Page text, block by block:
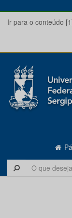
Ir para o conteúdo